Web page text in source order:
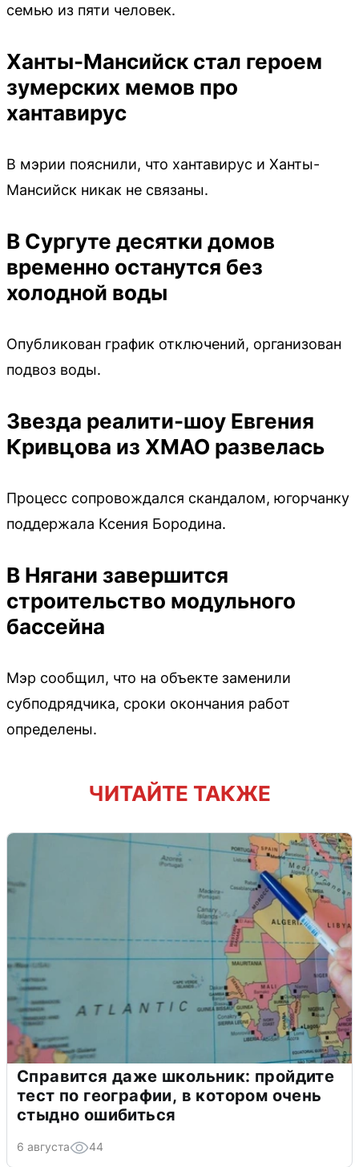
семью из пяти человек.
Ханты-Мансийск стал героем
зумерских мемов про
хантавирус
В мэрии пояснили, что хантавирус и Ханты-
Мансийск никак не связаны.
В Сургуте десятки домов
временно останутся без
холодной воды
Опубликован график отключений, организован
подвоз воды.
Звезда реалити-шоу Евгения
Кривцова из ХМАО развелась
Процесс сопровождался скандалом, югорчанку
поддержала Ксения Бородина.
В Нягани завершится
строительство модульного
бассейна
Мэр сообщил, что на объекте заменили
субподрядчика, сроки окончания работ
определены.
ЧИТАЙТЕ ТАКЖЕ
Справится даже школьник: пройдите
тест по географии, в котором очень
стыдно ошибиться
6 августа 44